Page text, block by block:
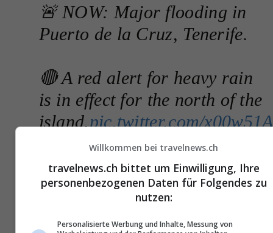
🚨 NOW: Major flooding in
Puerto de la Cruz, Tenerife.
🔴 A red alert for heavy rain
is in effect for the north of the
island.pic.twitter.com/
— Volcaholic 🌋
(@volcaholic1)March 24,
Willkommen bei travelnews.ch
travelnews.ch bittet um Einwilligung, Ihre
personenbezogenen Daten für Folgendes zu
nutzen:
Personalisierte Werbung und Inhalte, Messung von